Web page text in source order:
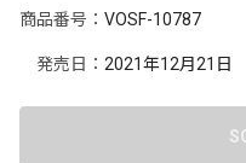
商品番号： VOSF-10787
発売日： 2021年12月21日